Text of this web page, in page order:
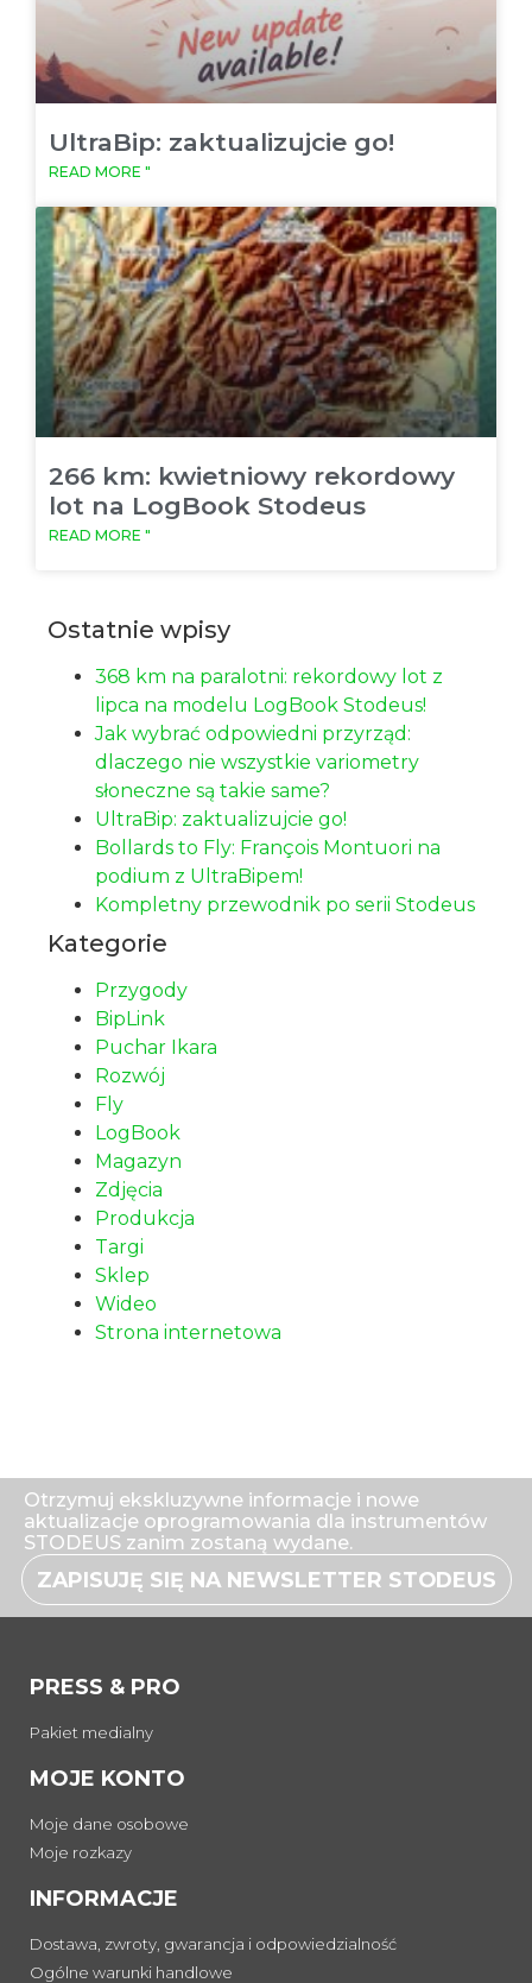
UltraBip: zaktualizujcie go!
READ MORE "
266 km: kwietniowy rekordowy
lot na LogBook Stodeus
READ MORE "
Ostatnie wpisy
368 km na paralotni: rekordowy lot z
lipca na modelu LogBook Stodeus!
Jak wybrać odpowiedni przyrząd:
dlaczego nie wszystkie variometry
słoneczne są takie same?
UltraBip: zaktualizujcie go!
Bollards to Fly: François Montuori na
podium z UltraBipem!
Kompletny przewodnik po serii Stodeus
Kategorie
Przygody
BipLink
Puchar Ikara
Rozwój
Fly
LogBook
Magazyn
Zdjęcia
Produkcja
Targi
Sklep
Wideo
Strona internetowa
Otrzymuj ekskluzywne informacje i nowe
aktualizacje oprogramowania dla instrumentów
STODEUS zanim zostaną wydane.
ZAPISUJĘ SIĘ NA NEWSLETTER STODEUS
PRESS & PRO
Pakiet medialny
MOJE KONTO
Moje dane osobowe
Moje rozkazy
INFORMACJE
Dostawa, zwroty, gwarancja i odpowiedzialność
Ogólne warunki handlowe